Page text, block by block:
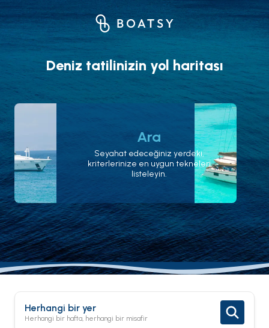
Deniz tatilinizin yol haritası
Ara
Seyahat edeceğiniz yerdeki,
kriterlerinize en uygun tekneleri
listeleyin.
Herhangi bir yer
Herhangi bir hafta, herhangi bir misafir